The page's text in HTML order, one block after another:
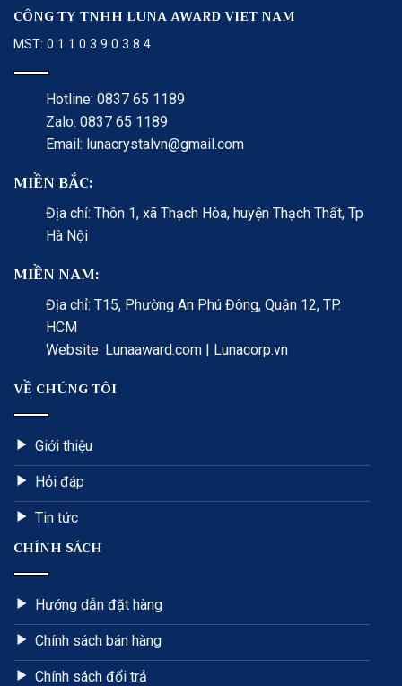
CÔNG TY TNHH LUNA AWARD VIET NAM
MST: 0 1 1 0 3 9 0 3 8 4
Hotline: 0837 65 1189
Zalo: 0837 65 1189
Email: lunacrystalvn@gmail.com
MIỀN BẮC:
Địa chỉ: Thôn 1, xã Thạch Hòa, huyện Thạch Thất, Tp
Hà Nội
MIỀN NAM:
Địa chỉ: T15, Phường An Phú Đông, Quận 12, TP.
HCM
Website: Lunaaward.com | Lunacorp.vn
VỀ CHÚNG TÔI
Giới thiệu
Hỏi đáp
Tin tức
CHÍNH SÁCH
Hướng dẫn đặt hàng
Chính sách bán hàng
Chính sách đổi trả